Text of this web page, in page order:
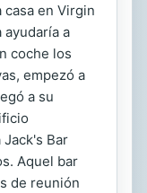
en Virgin
ayudaría a
coche los
empezó a
a su
Bar
Aquel bar
de reunión